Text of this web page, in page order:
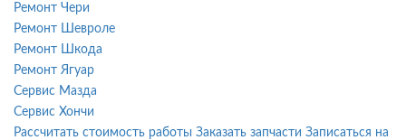
Ремонт Чери
Ремонт Шевроле
Ремонт Шкода
Ремонт Ягуар
Сервис Мазда
Сервис Хончи
Рассчитать стоимость работы Заказать запчасти Записаться на